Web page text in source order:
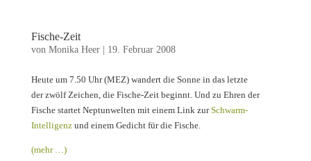
Fische-Zeit
von Monika Heer| 19. Februar 2008
Heute um 7.50 Uhr (MEZ) wandert die Sonne in das letzte
der zwölf Zeichen, die Fische-Zeit beginnt. Und zu Ehren der
Fische startet Neptunwelten mit einem Link zurSchwarm-
Intelligenzund einem Gedicht für die Fische.
(mehr …)